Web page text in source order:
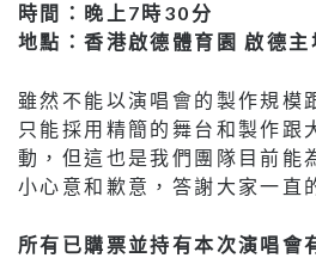
時間：晚上7時30分
地點：香港啟德體育園 啟德主
雖然不能以演唱會的製作規模
只能採用精簡的舞台和製作跟
動，但這也是我們團隊目前能
小心意和歉意，答謝大家一直
所有已購票並持有本次演唱會